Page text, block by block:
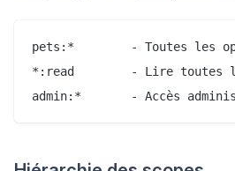
pets:*        - Toutes les
*:read        - Lire toutes